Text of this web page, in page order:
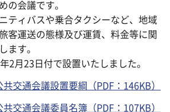
の会議です。
ティバスや乗合タクシーなど、地域
客運送の態様及び運賃、料金等に関
ます。
2月23日付で設置いたしました。
交通会議設置要綱（PDF：146KB）
交通会議委員名簿（PDF：107KB）